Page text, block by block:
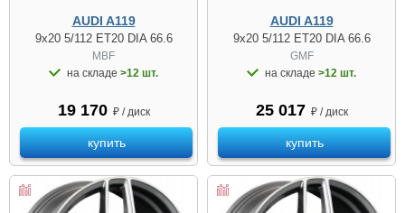
AUDI A119
9x20 5/112 ET20 DIA 66.6
MBF
на складе >12 шт.
19 170 ₽ / диск
купить
AUDI A119
9x20 5/112 ET20 DIA 66.6
GMF
на складе >12 шт.
25 017 ₽ / диск
купить